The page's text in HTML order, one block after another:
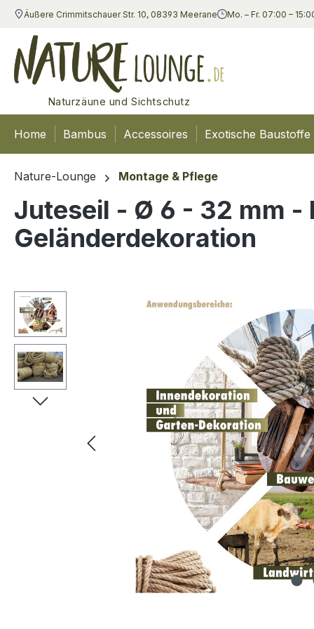
Hauptinhalt springen
Zur Suche springen
Zur Hauptnavigation springen
Äußere Crimmitschauer Str. 10, 08393 Meerane Mo. – Fr. 07:00 –
Naturzäune und Sichtschutz
Home Bambus Accessoires Exotische Baustoffe
Nature-Lounge Montage & Pflege
Juteseil - Ø 6 - 32 mm -
Geländerdekoration
Bildergalerie überspringen